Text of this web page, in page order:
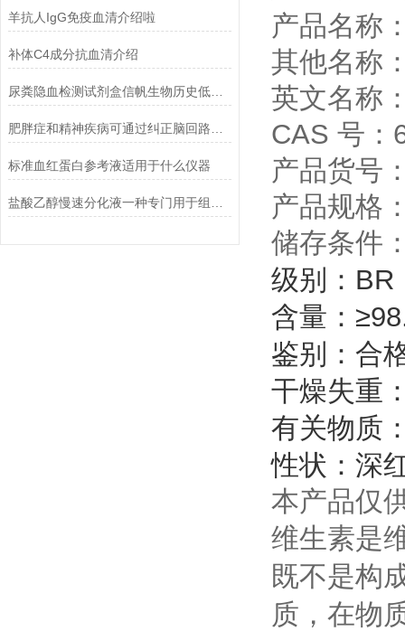
羊抗人IgG免疫血清介绍啦
补体C4成分抗血清介绍
尿粪隐血检测试剂盒信帆生物历史低，*！
标准血红蛋白参考液适用于什么仪器
产品名称
其他名称
英文名称
CAS 号：
产品货号
产品规格
储存条件
级别：BR
含量：
鉴别：合
干燥失重
有关物质
性状：深
本产品仅
维生素是
既不是构
质，在物